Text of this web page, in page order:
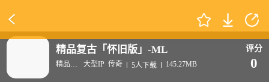
精品复古「怀旧版」-ML
精品推荐 大型IP 传奇 5人下载 145.27MB
评分
0